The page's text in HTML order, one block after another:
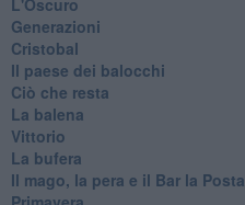
Generazioni
Cristobal
Il paese dei balocchi
Ciò che resta
La balena
Vittorio
La bufera
Il mago, la pera e il Bar la Posta